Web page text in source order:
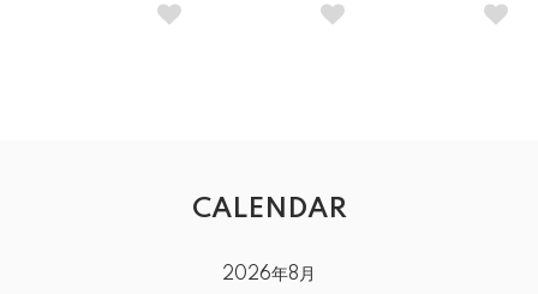
CALENDAR
2026年8月